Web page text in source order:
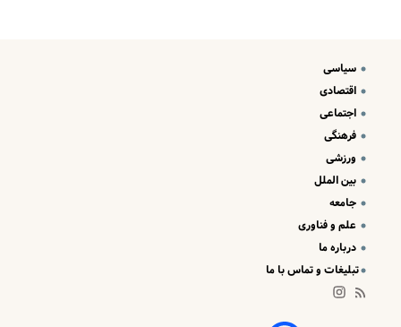
سیاسی
اقتصادی
اجتماعی
فرهنگی
ورزشی
بین الملل
جامعه
علم و فناوری
درباره ما
تبلیغات و تماس با ما